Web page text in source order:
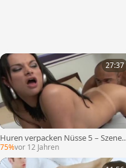
27:37
Huren verpacken Nüsse 5 – Szene1
–Platin X
75%vor 12 Jahren